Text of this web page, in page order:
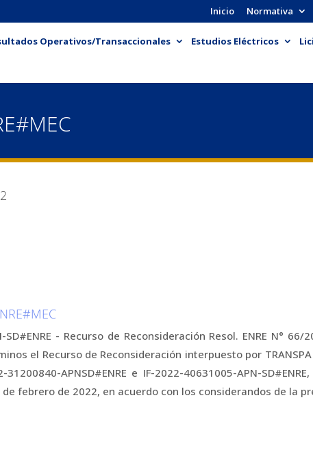
Inicio Normativa
Operativos/Transaccionales Estudios Eléctricos
- Recurso de Reconsideración Resol. ENRE N° 66/
el Recurso de Reconsideración interpuesto por
APNSD#ENRE e IF-2022-40631005-APN-
de febrero de 2022, en acuerdo con los considerandos de la